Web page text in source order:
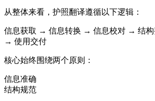
从整体来看，护照翻译遵循以下逻辑：
信息获取 → 信息转换 → 信息校对 → 结
→ 使用交付
核心始终围绕两个原则：
信息准确
结构规范